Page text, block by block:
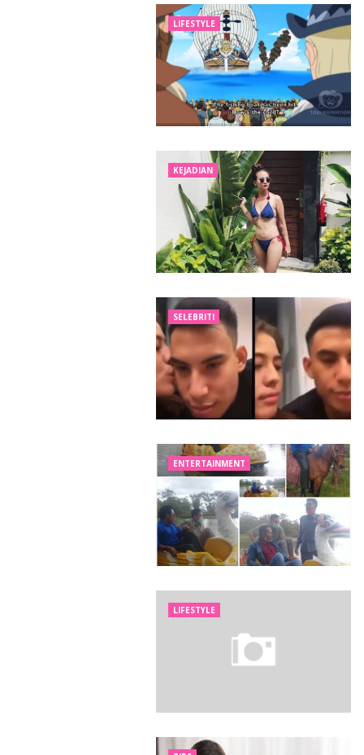
LIFESTYLE
KEJADIAN
SELEBRITI
ENTERTAINMENT
LIFESTYLE